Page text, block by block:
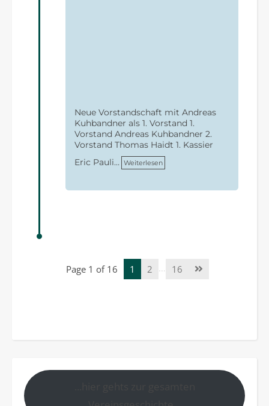
Neue Vorstandschaft mit Andreas
Kuhbandner als 1. Vorstand 1.
Vorstand Andreas Kuhbandner 2.
Vorstand Thomas Haidt 1. Kassier
Eric Pauli… Weiterlesen
Page 1 of 16 1 2 … 16